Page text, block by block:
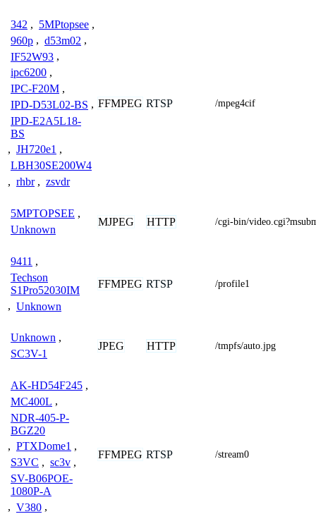
342 , 5MPtopsee ,
960p , d53m02 ,
IF52W93 ,
ipc6200 ,
IPC-F20M ,
IPD-D53L02-BS ,
IPD-E2A5L18-
BS
, JH720e1 ,
LBH30SE200W4
, rhbr , zsvdr
FFMPEG RTSP /mpeg4cif
5MPTOPSEE ,
Unknown
MJPEG HTTP /cgi-bin/
9411 ,
Techson
S1Pro52030IM
, Unknown
FFMPEG RTSP /profile1
Unknown ,
SC3V-1
JPEG HTTP /tmpfs/auto.jpg
AK-HD54F245 ,
MC400L ,
NDR-405-P-
BGZ20
, PTXDome1 ,
S3VC , sc3v ,
SV-B06POE-
1080P-A
, V380 ,
FFMPEG RTSP /stream0